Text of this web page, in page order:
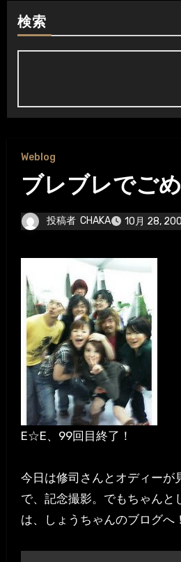
検索
Weblog
ブレブレでご
投稿者 CHAKA 10月 28,
E☆E、99回目終了！
今日は修司さんとオディーが
で、記念撮影。でもちゃんと
は、しょうちゃんのブログへ